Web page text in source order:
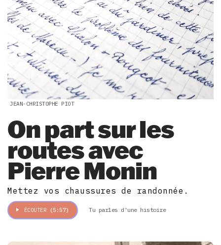
JEAN-CHRISTOPHE PIOT
On part sur les
routes avec
Pierre Monin
Mettez vos chaussures de randonnée.
ÉCOUTER (5:57) Tu parles d'une histoire